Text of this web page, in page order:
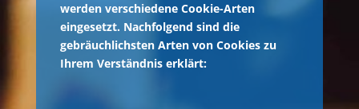
werden verschiedene Cookie-Arten
eingesetzt. Nachfolgend sind die
gebräuchlichsten Arten von Cookies zu
Ihrem Verständnis erklärt: